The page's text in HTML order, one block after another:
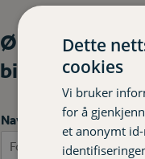
Ønsker du et
bilforsikring?
Navn
Dette
cookies
Vi bruker
for å
et anonymt